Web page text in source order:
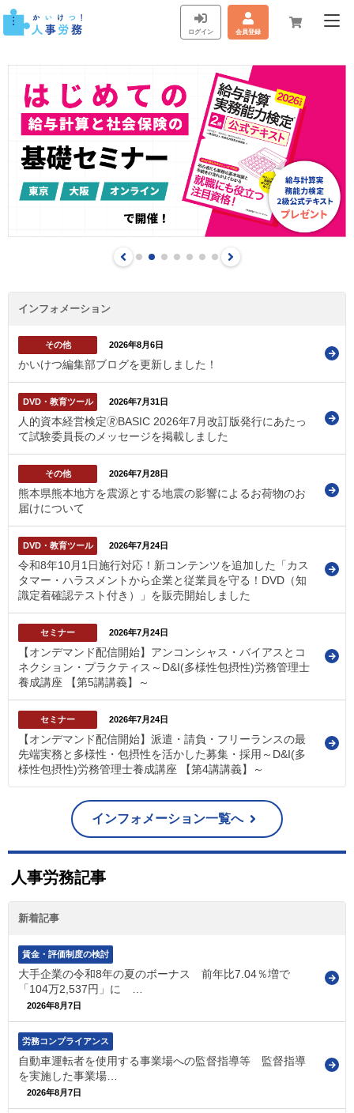
ログイン 会員登録
インフォメーション
その他 2026年8月6日
かいけつ編集部ブログを更新しました！
DVD・教育ツール 2026年7月31日
人的資本経営検定🄬BASIC 2026年7月改訂版発行にあたっ
て試験委員長のメッセージを掲載しました
その他 2026年7月28日
熊本県熊本地方を震源とする地震の影響によるお荷物のお
届けについて
DVD・教育ツール 2026年7月24日
令和8年10月1日施行対応！新コンテンツを追加した「カス
タマー・ハラスメントから企業と従業員を守る！DVD（知
識定着確認テスト付き）」を販売開始しました
セミナー 2026年7月24日
【オンデマンド配信開始】アンコンシャス・バイアスとコ
ネクション・プラクティス～D&I(多様性包摂性)労務管理士
養成講座 【第5講講義】～
セミナー 2026年7月24日
【オンデマンド配信開始】派遣・請負・フリーランスの最
先端実務と多様性・包摂性を活かした募集・採用～D&I(多
様性包摂性)労務管理士養成講座 【第4講講義】～
インフォメーション一覧へ
人事労務記事
新着記事
賃金・評価制度の検討
大手企業の令和8年の夏のボーナス 前年比7.04％増で
「104万2,537円」に …
2026年8月7日
労務コンプライアンス
自動車運転者を使用する事業場への監督指導等 監督指導
を実施した事業場…
2026年8月7日